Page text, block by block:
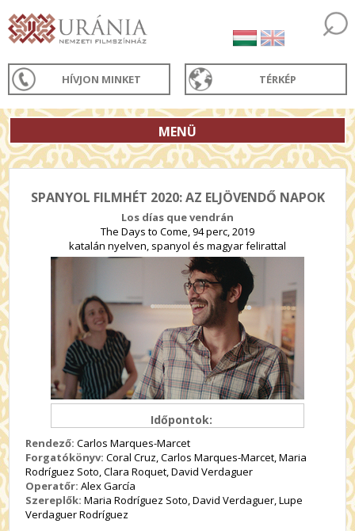
HÍVJON MINKET TÉRKÉP
MENÜ
SPANYOL FILMHÉT 2020: AZ ELJÖVENDŐ NAPOK
Los días que vendrán
The Days to Come, 94 perc, 2019
katalán nyelven, spanyol és magyar felirattal
Időpontok:
Rendező: Carlos Marques-Marcet
Forgatókönyv: Coral Cruz, Carlos Marques-Marcet, Maria
Rodríguez Soto, Clara Roquet, David Verdaguer
Operatőr: Alex García
Szereplők:Maria Rodríguez Soto, David Verdaguer, Lupe
Verdaguer Rodríguez